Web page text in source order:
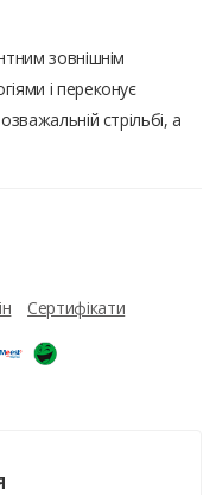
зовнішнім
і переконує
стрільбі, а
Сертифікати